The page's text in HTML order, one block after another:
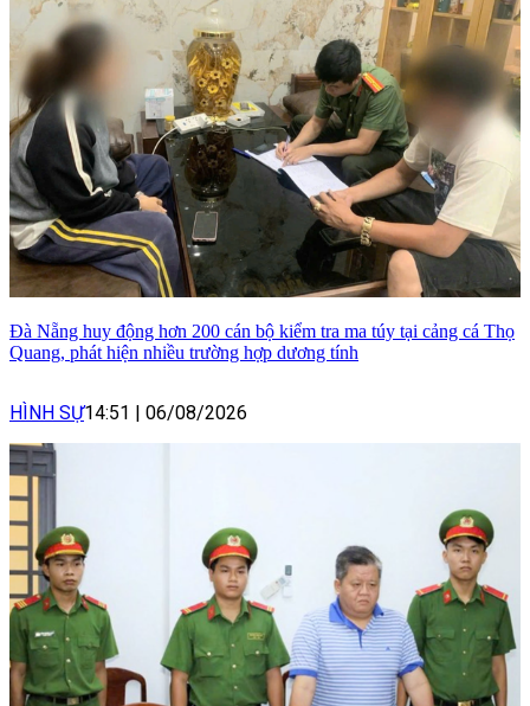
Đà Nẵng huy động hơn 200 cán bộ kiểm tra ma túy tại cảng cá Thọ
Quang, phát hiện nhiều trường hợp dương tính
HÌNH SỰ14:51 06/08/2026